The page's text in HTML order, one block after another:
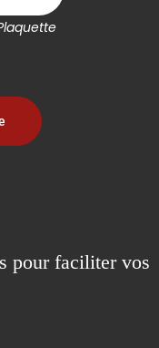
pour faciliter vos